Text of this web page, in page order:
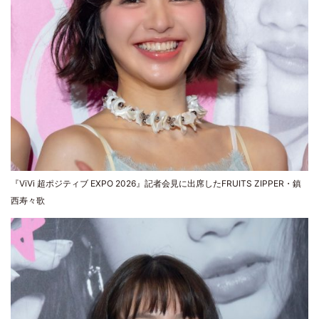
『ViVi 超ポジティブ EXPO 2026』記者会見に出席したFRUITS ZIPPER・鎮
西寿々歌